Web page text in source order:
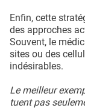
Enfin, cette
des approches
Souvent, le
sites ou des
indésirables.
Le meilleur
tuent pas